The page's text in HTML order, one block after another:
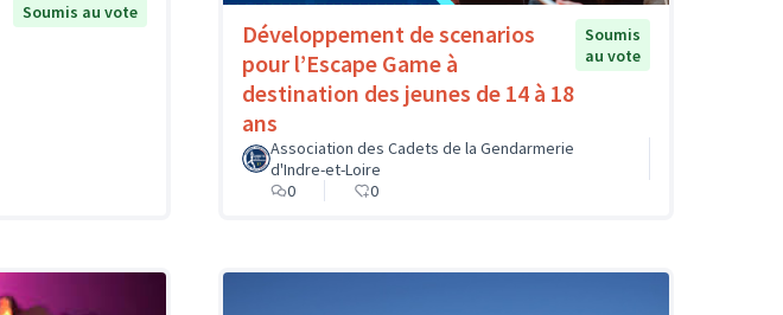
Soumis au vote
Développement de scenarios
pour l’Escape Game à
destination des jeunes de 14 à 18
ans
Soumis
au vote
Association des Cadets de la Gendarmerie
d'Indre-et-Loire
0
0